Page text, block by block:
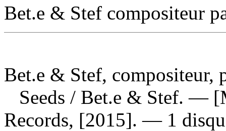
Bet.e & Stef compositeur
Bet.e & Stef, compositeur,
Seeds / Bet.e & Stef. —
Records, [2015]. — 1